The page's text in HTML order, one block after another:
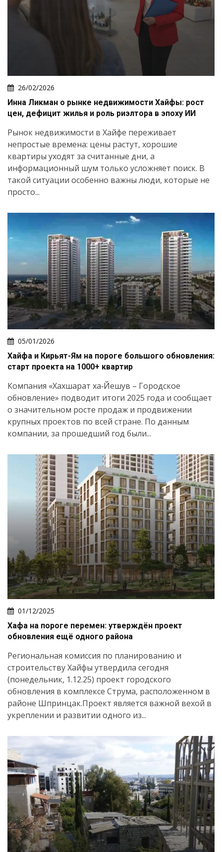
26/02/2026
Инна Ликман о рынке недвижимости Хайфы: рост
цен, дефицит жилья и роль риэлтора в эпоху ИИ
Рынок недвижимости в Хайфе переживает
непростые времена: цены растут, хорошие
квартиры уходят за считанные дни, а
информационный шум только усложняет поиск. В
такой ситуации особенно важны люди, которые не
просто...
05/01/2026
Хайфа и Кирьят-Ям на пороге большого обновления:
старт проекта на 1000+ квартир
Компания «Хахшарат ха‑Йешув – Городское
обновление» подводит итоги 2025 года и сообщает
о значительном росте продаж и продвижении
крупных проектов по всей стране. По данным
компании, за прошедший год были...
01/12/2025
Хафа на пороге перемен: утверждён проект
обновления ещё одного района
Региональная комиссия по планированию и
строительству Хайфы утвердила сегодня
(понедельник, 1.12.25) проект городского
обновления в комплексе Струма, расположенном в
районе Шпринцак.Проект является важной вехой в
укреплении и развитии одного из...